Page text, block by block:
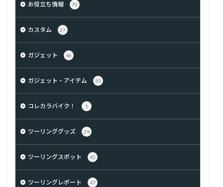
お役立ち情報 70
カスタム 27
ガジェット 46
ガジェット・アイテム 35
コレカラバイク！ 5
ツーリンググッズ 29
ツーリングスポット 42
ツーリングレポート 47